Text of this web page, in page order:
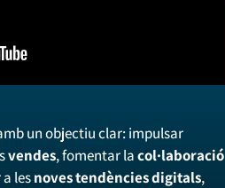
un objectiu clar: impulsar
vendes, fomentar lacol·laboració
lesnoves tendències digitals,